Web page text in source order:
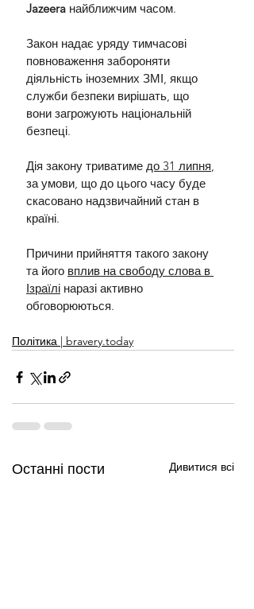
Jazeera найближчим часом.
Закон надає уряду тимчасові
повноваження забороняти
діяльність іноземних ЗМІ, якщо
служби безпеки вирішать, що
вони загрожують національній
безпеці.
Дія закону триватиме до 31 липня,
за умови, що до цього часу буде
скасовано надзвичайний стан в
країні.
Причини прийняття такого закону
та його вплив на свободу слова в
Ізраїлі наразі активно
обговорюються.
Політика | bravery.today
Останні пости Дивитися всі